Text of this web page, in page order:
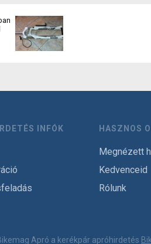
INFÓK HASZNOS
Megnézett
Kedvenceid
Rólunk
Apró a kerékpár apróhirdetés